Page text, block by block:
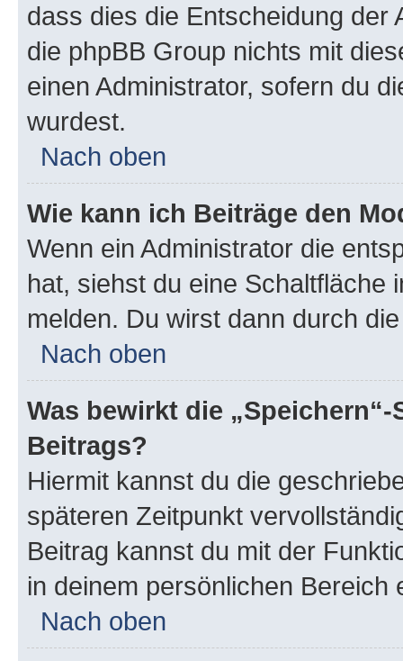
dass dies die Entscheidung der
die phpBB Group nichts mit
einen Administrator, sofern du
wurdest.
Nach oben
Wie kann ich Beiträge den
Wenn ein Administrator die
hat, siehst du eine Schaltfläche
melden. Du wirst dann durch
Nach oben
Was bewirkt die
Beitrags?
Hiermit kannst du die
späteren Zeitpunkt
Beitrag kannst du mit der
in deinem persönlichen Bereich
Nach oben